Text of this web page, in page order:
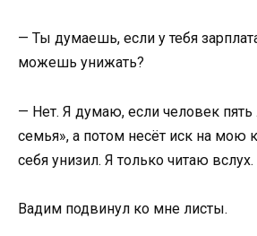
— Ты думаешь, если у тебя
можешь унижать?
— Нет. Я думаю, если человек пять
семья», а потом несёт иск на мою
себя унизил. Я только читаю вслух.
Вадим подвинул ко мне листы.